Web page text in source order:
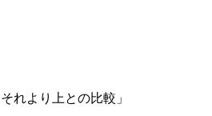
れより上との比較」